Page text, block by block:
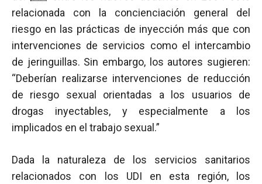
relacionada con la concienciación general del
riesgo en las prácticas de inyección más que con
intervenciones de servicios como el intercambio
de jeringuillas. Sin embargo, los autores sugieren:
“Deberían realizarse intervenciones de reducción
de riesgo sexual orientadas a los usuarios de
drogas inyectables, y especialmente a los
implicados en el trabajo sexual.”
Dada la naturaleza de los servicios sanitarios
relacionados con los UDI en esta región, los